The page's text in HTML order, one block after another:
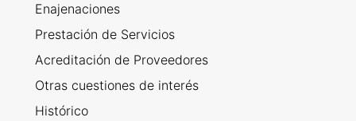
Enajenaciones
Prestación de Servicios
Acreditación de Proveedores
Otras cuestiones de interés
Histórico